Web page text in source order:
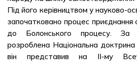
Під його керівництвом у науково-
започатковано процес приєднання
до Болонського процесу. За
розроблена Національна доктрина
він представив на ІІ-му